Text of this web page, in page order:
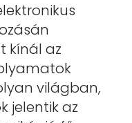
kínál az
világban,
jelentik az